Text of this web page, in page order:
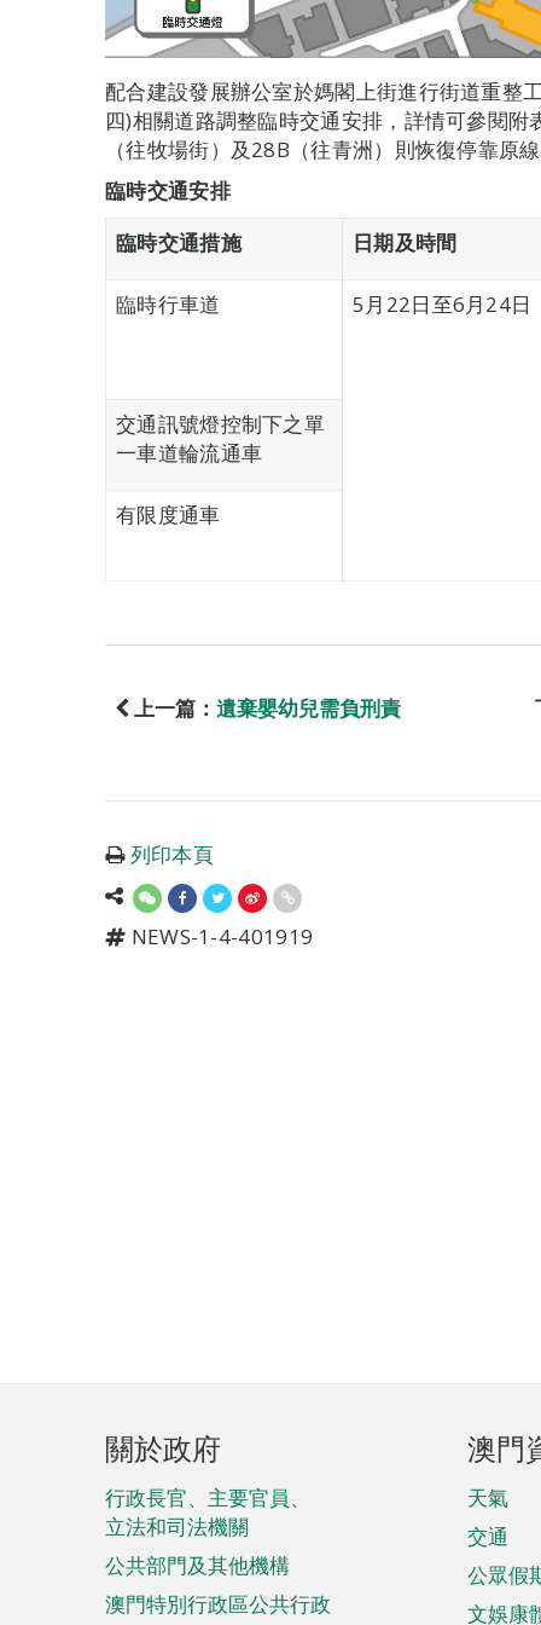
配合建設發展辦公室於媽閣上街進行街道重整
四)相關道路調整臨時交通安排，詳情可參閱
（往牧場街）及28B（往青洲）則恢復停靠原
臨時交通安排
臨時交通措施
日期及時間
臨時行車道 5月22日至6月24日
交通訊號燈控制下之單
一車道輪流通車
有限度通車
上一篇： 遺棄嬰幼兒需負刑責
列印本頁
NEWS-1-4-401919
頁
腳
菜
單
關於政府
行政長官、主要官員、
立法和司法機關
公共部門及其他機構
澳門特別行政區公共行政
澳門
天氣
交通
公眾假
文娛康